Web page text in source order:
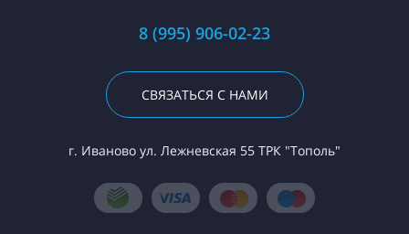
8 (995) 906-02-23
СВЯЗАТЬСЯ С НАМИ
г. Иваново ул. Лежневская 55 ТРК "Тополь"